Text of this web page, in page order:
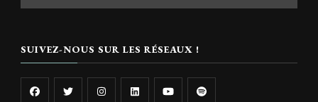
SUIVEZ-NOUS SUR LES RÉSEAUX !